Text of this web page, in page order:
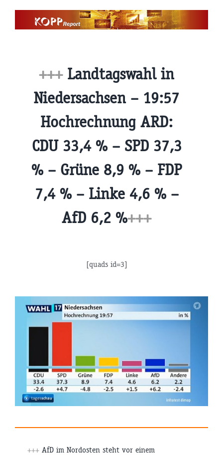
+++ Landtagswahl in
Niedersachsen – 19:57
Hochrechnung ARD:
CDU 33,4 % – SPD 37,3
% – Grüne 8,9 % – FDP
7,4 % – Linke 4,6 % –
AfD 6,2 %+++
[quads id=3]
+++ AfD im Nordosten steht vor einem